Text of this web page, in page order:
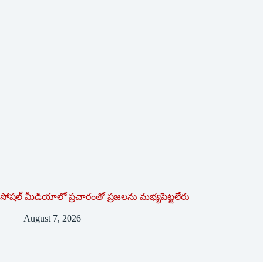
సోషల్‌ ‌మీడియాలో ప్రచారంతో ప్రజలను మభ్యపెట్టలేరు
August 7, 2026